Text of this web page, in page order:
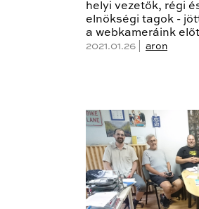
helyi vezetők, régi
elnökségi tagok -
a webkameráink
2021.01.26 | aron